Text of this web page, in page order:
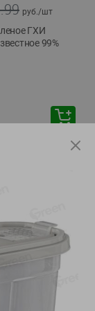
руб./шт
ГХИ
99%